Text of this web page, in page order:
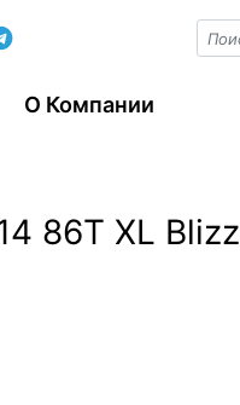
О Компании
86T XL